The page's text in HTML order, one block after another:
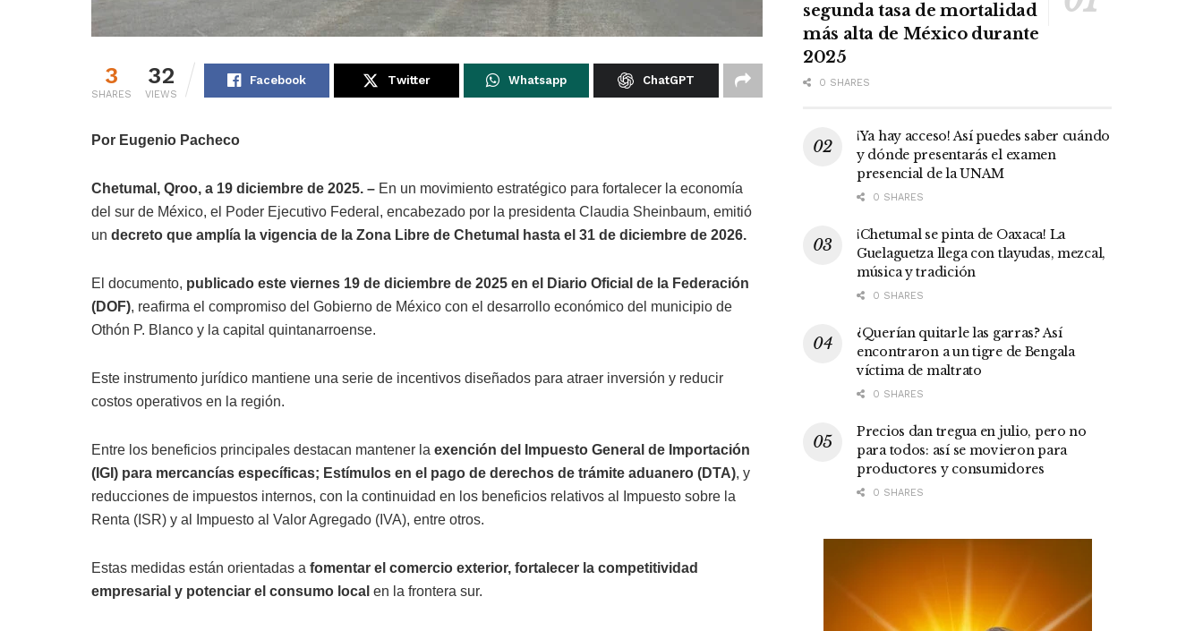
3
SHARES
32
VIEWS
Facebook Twitter Whatsapp ChatGPT
Por Eugenio Pacheco
Chetumal, Qroo, a 19 diciembre de 2025. – En un movimiento estratégico para fortalecer la economía
del sur de México, el Poder Ejecutivo Federal, encabezado por la presidenta Claudia Sheinbaum, emitió
un decreto que amplía la vigencia de la Zona Libre de Chetumal hasta el 31 de diciembre de 2026.
El documento, publicado este viernes 19 de diciembre de 2025 en el Diario Oficial de la Federación
(DOF), reafirma el compromiso del Gobierno de México con el desarrollo económico del municipio de
Othón P. Blanco y la capital quintanarroense.
Este instrumento jurídico mantiene una serie de incentivos diseñados para atraer inversión y reducir
costos operativos en la región.
Entre los beneficios principales destacan mantener la exención del Impuesto General de Importación
(IGI) para mercancías específicas; Estímulos en el pago de derechos de trámite aduanero (DTA), y
reducciones de impuestos internos, con la continuidad en los beneficios relativos al Impuesto sobre la
Renta (ISR) y al Impuesto al Valor Agregado (IVA), entre otros.
Estas medidas están orientadas a fomentar el comercio exterior, fortalecer la competitividad
empresarial y potenciar el consumo local en la frontera sur.
segunda tasa de mortalidad
más alta de México durante
2025
0 SHARES
¡Ya hay acceso! Así puedes saber cuándo
y dónde presentarás el examen
presencial de la UNAM
0 SHARES
¡Chetumal se pinta de Oaxaca! La
Guelaguetza llega con tlayudas, mezcal,
música y tradición
0 SHARES
¿Querían quitarle las garras? Así
encontraron a un tigre de Bengala
víctima de maltrato
0 SHARES
Precios dan tregua en julio, pero no
para todos: así se movieron para
productores y consumidores
0 SHARES